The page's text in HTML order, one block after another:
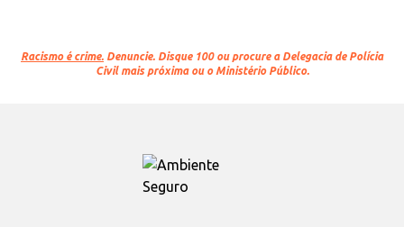
Racismo é crime. Denuncie. Disque 100 ou procure a Delegacia de Polícia
Civil mais próxima ou o Ministério Público.